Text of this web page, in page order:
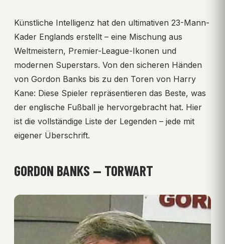
Künstliche Intelligenz hat den ultimativen 23-Mann-
Kader Englands erstellt – eine Mischung aus
Weltmeistern, Premier-League-Ikonen und
modernen Superstars. Von den sicheren Händen
von Gordon Banks bis zu den Toren von Harry
Kane: Diese Spieler repräsentieren das Beste, was
der englische Fußball je hervorgebracht hat. Hier
ist die vollständige Liste der Legenden – jede mit
eigener Überschrift.
GORDON BANKS — TORWART